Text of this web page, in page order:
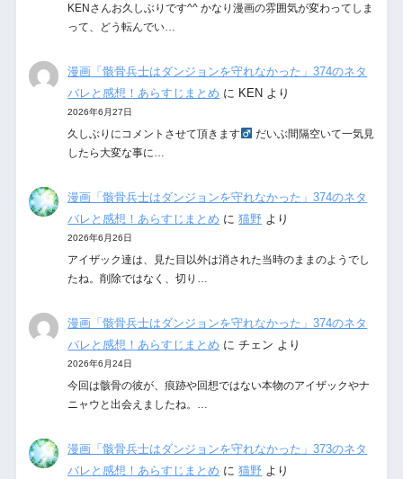
KENさんお久しぶりです^^ かなり漫画の雰囲気が変わってしま
って、どう転んでい…
漫画「骸骨兵士はダンジョンを守れなかった」374のネタ
バレと感想！あらすじまとめ に KEN より
2026年6月27日
久しぶりにコメントさせて頂きます‍
だいぶ間隔空いて一気見
したら大変な事に…
漫画「骸骨兵士はダンジョンを守れなかった」374のネタ
バレと感想！あらすじまとめ に猫野 より
2026年6月26日
アイザック達は、見た目以外は消された当時のままのようでし
たね。削除ではなく、切り…
漫画「骸骨兵士はダンジョンを守れなかった」374のネタ
バレと感想！あらすじまとめ にチェン より
2026年6月24日
今回は骸骨の彼が、痕跡や回想ではない本物のアイザックやナ
ニャウと出会えましたね。…
漫画「骸骨兵士はダンジョンを守れなかった」373のネタ
バレと感想！あらすじまとめ に猫野 より